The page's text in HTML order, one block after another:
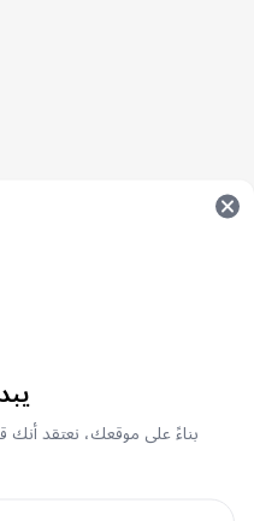
بناءً على موقعك، نعتقد